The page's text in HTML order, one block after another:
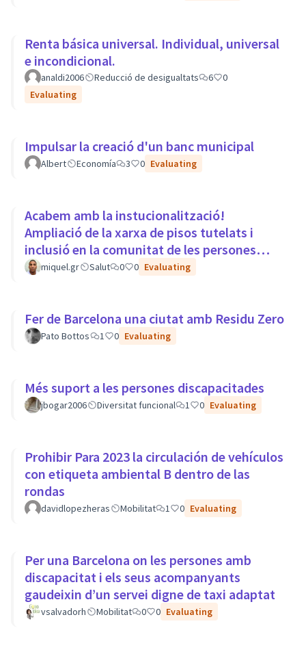
Renta básica universal. Individual, universal
e incondicional.
analdi2006 Reducció de desigualtats 6
0
Evaluating
Impulsar la creació d'un banc municipal
Albert Economía 3 0 Evaluating
Acabem amb la instucionalització!
Ampliació de la xarxa de pisos tutelats i
inclusió en la comunitat de les persones
amb trastorns mentals.
miquel.gr Salut 0 0 Evaluating
Fer de Barcelona una ciutat amb Residu Zero
Pato Bottos 1 0 Evaluating
Més suport a les persones discapacitades
jbogar2006 Diversitat funcional 1 0 Evaluating
Prohibir Para 2023 la circulación de vehículos
con etiqueta ambiental B dentro de las
rondas
davidlopezheras Mobilitat 1 0 Evaluating
Per una Barcelona on les persones amb
discapacitat i els seus acompanyants
gaudeixin d’un servei digne de taxi adaptat
vsalvadorh Mobilitat 0 0 Evaluating